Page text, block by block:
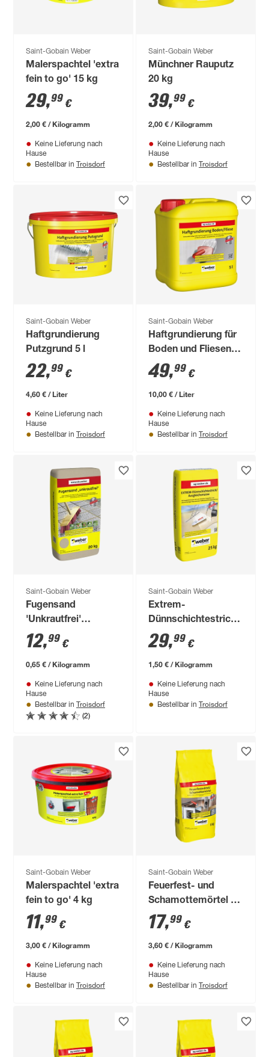
Saint-Gobain Weber
Malerspachtel 'extra
fein to go' 15 kg
29,99 €
2,00 € / Kilogramm
Keine Lieferung nach
Hause
Bestellbar in Troisdorf
Saint-Gobain Weber
Münchner Rauputz
20 kg
39,99 €
2,00 € / Kilogramm
Keine Lieferung nach
Hause
Bestellbar in Troisdorf
Saint-Gobain Weber
Haftgrundierung
Putzgrund 5 l
22,99 €
4,60 € / Liter
Keine Lieferung nach
Hause
Bestellbar in Troisdorf
Saint-Gobain Weber
Haftgrundierung für
Boden und Fliesen 5
49,99 €
10,00 € / Liter
Keine Lieferung nach
Hause
Bestellbar in Troisdorf
Saint-Gobain Weber
Fugensand
'Unkrautfrei'
sand/naturfarben 0-
2 mm 20 kg
12,99 €
0,65 € / Kilogramm
Keine Lieferung nach
Hause
Bestellbar in Troisdorf
(2)
Saint-Gobain Weber
Extrem-
Dünnschichtestrich
25 kg
29,99 €
1,50 € / Kilogramm
Keine Lieferung nach
Hause
Bestellbar in Troisdorf
Saint-Gobain Weber
Malerspachtel 'extra
fein to go' 4 kg
11,99 €
3,00 € / Kilogramm
Keine Lieferung nach
Hause
Bestellbar in Troisdorf
Saint-Gobain Weber
Feuerfest- und
Schamottemörtel 5
kg
17,99 €
3,60 € / Kilogramm
Keine Lieferung nach
Hause
Bestellbar in Troisdorf